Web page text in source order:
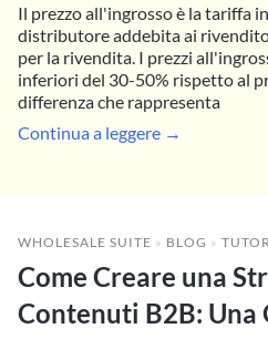
Il prezzo all'ingrosso è la tariffa
distributore addebita ai
per la rivendita. I prezzi
inferiori del 30-50% rispetto al
differenza che rappresenta
Continua a leggere →
WHOLESALE SUITE » BLOG »
Come Creare una
Contenuti B2B: Una